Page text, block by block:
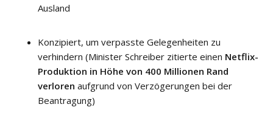
Ausland
Konzipiert, um verpasste Gelegenheiten zu
verhindern (Minister Schreiber zitierte einen Netflix-
Produktion in Höhe von 400 Millionen Rand
verloren aufgrund von Verzögerungen bei der
Beantragung)